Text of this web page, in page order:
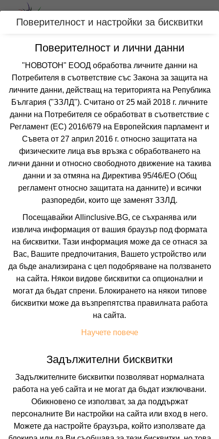
Вход
Категории
Оферти с РАННИ ЗАПИСВАНИЯ за
ЦАРЕВО, БЪЛГАРИЯ
Още курорти Филтри
 Сортирай по:
Не изпускайте нито една оферта!
Искате да получавате първи най-новите и най-
добрите ни предложения и специални
отстъпки?
Абонирайте се за нашия бюлетин сега !
Абонирай ме
Поверителност и настройки за бисквитки
Поверителност и лични данни
"НОВОТОН" ЕООД обработва личните данни на
Потребителя в съответствие със Закона за защита на
личните данни, действащ на територията на Република
България ("ЗЗЛД"). Считано от 25 май 2018 г. личните
данни на Потребителя се обработват в съответствие с
Регламент (ЕС) 2016/679 на Европейския парламент и
Съвета от 27 април 2016 г. относно защитата на
физическите лица във връзка с обработването на
лични данни и относно свободното движение на такива
данни и за отмяна на Директива 95/46/EО (Общ
регламент относно защитата на данните) и всички
разпоредби, които ще заменят ЗЗЛД.
Посещавайки Allinclusive.BG, се съхранява или
извлича информация от вашия браузър под формата
на бисквитки. Тази информация може да се отнася за
Вас, Вашите предпочитания, Вашето устройство или
да бъде анализирана с цел подобряване на ползването
на сайта. Някои видове бисквитки са опционални и
могат да бъдат спрени. Блокирането на някои типове
бисквитки може да възпрепятства правилната работа
на сайта.
Научете повече
Задължителни бисквитки
Задължителните бисквитки позволяват нормалната
работа на уеб сайта и не могат да бъдат изключвани.
Обикновено се използват, за да поддържат
персоналните Ви настройки на сайта или вход в него.
Можете да настройте браузъра, който използвате да